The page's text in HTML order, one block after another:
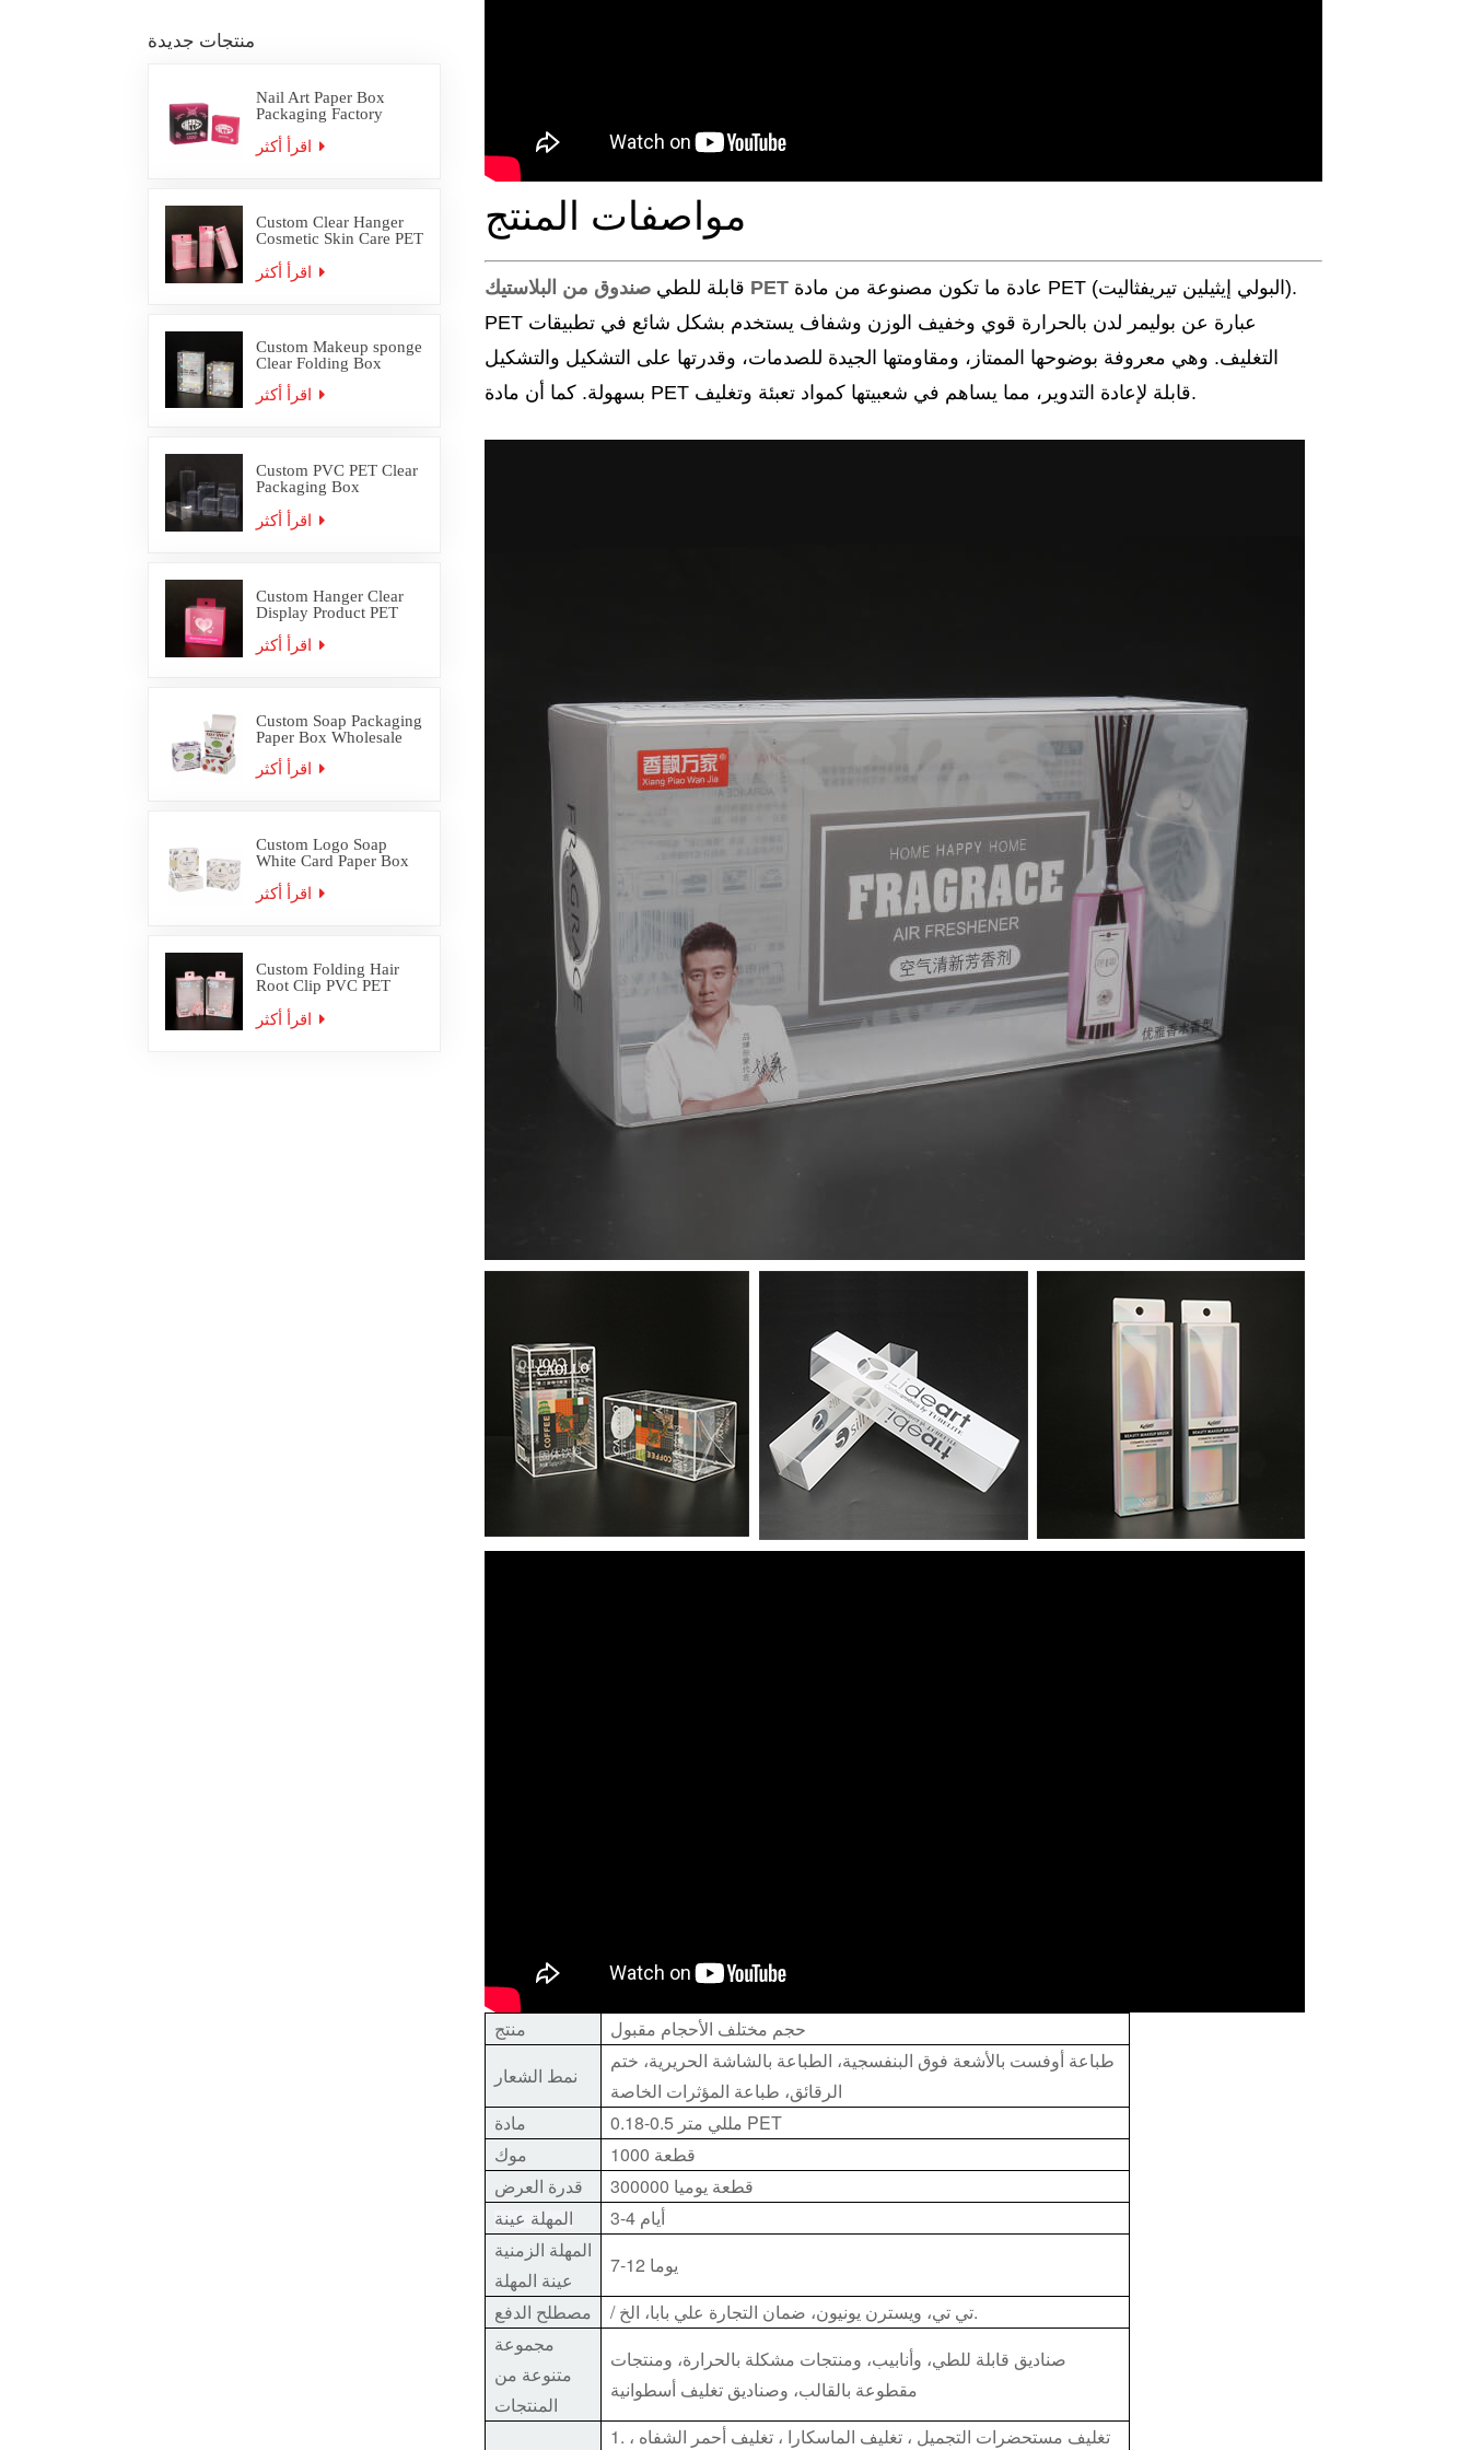
منتجات جديدة
Nail Art Paper Box
Packaging Factory
Custom Clear Hanger
Cosmetic Skin Care PET
Custom Makeup sponge
Clear Folding Box
Custom PVC PET Clear
Packaging Box
Custom Hanger Clear
Display Product PET
Custom Soap Packaging
Paper Box Wholesale
Custom Logo Soap
White Card Paper Box
Custom Folding Hair
Root Clip PVC PET
مواصفات المنتج
قابلة للطي صندوق من البلاستيك PETعادة ما تكون مصنوعة من مادة PET (البولي إيثيلين تيريفثاليت).
PET عبارة عن بوليمر لدن بالحرارة قوي وخفيف الوزن وشفاف يستخدم بشكل شائع في تطبيقات
التغليف. وهي معروفة بوضوحها الممتاز، ومقاومتها الجيدة للصدمات، وقدرتها على التشكيل والتشكيل
بسهولة. كما أن مادة PET قابلة لإعادة التدوير، مما يساهم في شعبيتها كمواد تعبئة وتغليف.
منتج
حجم مختلف الأحجام مقبول
نمط الشعار
طباعة أوفست بالأشعة فوق البنفسجية، الطباعة بالشاشة الحريرية، ختم
الرقائق، طباعة المؤثرات الخاصة
مادة
0.18-0.5 مللي متر PET
موك
1000 قطعة
قدرة العرض
300000 قطعة يوميا
المهلة عينة
3-4 أيام
المهلة الزمنية
عينة المهلة
7-12 يوما
مصطلح الدفع
/ تي تي، ويسترن يونيون، ضمان التجارة علي بابا، الخ.
مجموعة
متنوعة من
المنتجات
صناديق قابلة للطي، وأنابيب، ومنتجات مشكلة بالحرارة، ومنتجات
مقطوعة بالقالب، وصناديق تغليف أسطوانية
1. تغليف مستحضرات التجميل ، تغليف الماسكارا ، تغليف أحمر الشفاه ،